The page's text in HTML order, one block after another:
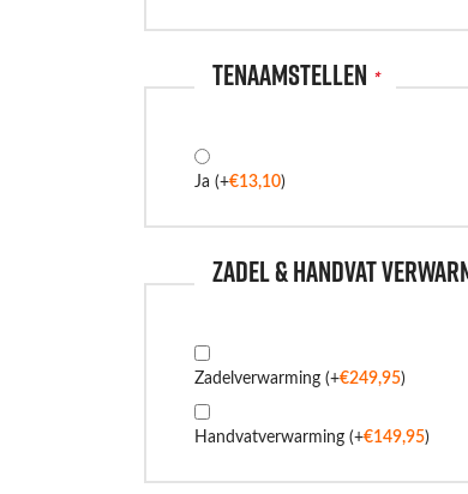
Tenaamstellen *
Ja (+€13,10)
Zadel & handvat
Zadelverwarming (+€249,95)
Handvatverwarming (+€149,95)